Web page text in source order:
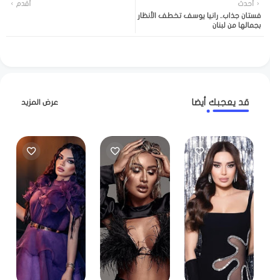
أحدث
فستان جذاب.. رانيا يوسف تخطف الأنظار
بجمالها من لبنان
أقدم
قد يعجبك أيضا عرض المزيد